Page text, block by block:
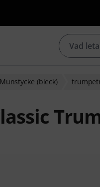
Munstycke (bleck)